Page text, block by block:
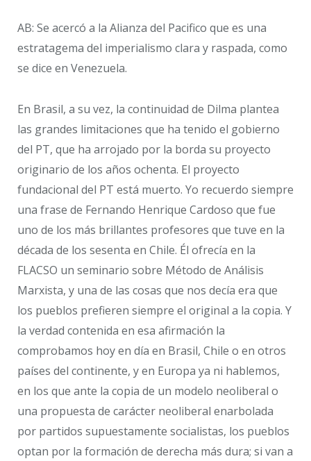
AB: Se acercó a la Alianza del Pacifico que es una
estratagema del imperialismo clara y raspada, como
se dice en Venezuela.
En Brasil, a su vez, la continuidad de Dilma plantea
las grandes limitaciones que ha tenido el gobierno
del PT, que ha arrojado por la borda su proyecto
originario de los años ochenta. El proyecto
fundacional del PT está muerto. Yo recuerdo siempre
una frase de Fernando Henrique Cardoso que fue
uno de los más brillantes profesores que tuve en la
década de los sesenta en Chile. Él ofrecía en la
FLACSO un seminario sobre Método de Análisis
Marxista, y una de las cosas que nos decía era que
los pueblos prefieren siempre el original a la copia. Y
la verdad contenida en esa afirmación la
comprobamos hoy en día en Brasil, Chile o en otros
países del continente, y en Europa ya ni hablemos,
en los que ante la copia de un modelo neoliberal o
una propuesta de carácter neoliberal enarbolada
por partidos supuestamente socialistas, los pueblos
optan por la formación de derecha más dura; si van a